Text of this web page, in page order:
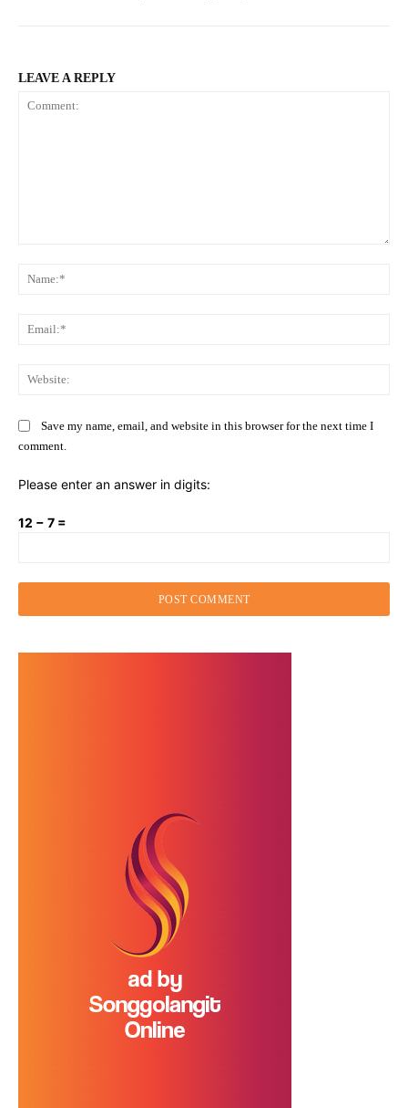
LEAVE A REPLY
Save my name, email, and website in this browser for the next time I
comment.
Please enter an answer in digits:
12 − 7 =